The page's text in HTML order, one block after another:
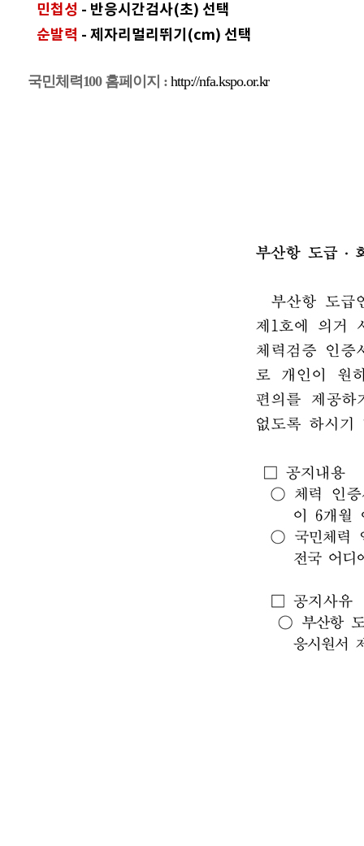
민첩성 - 반응시간검사(초) 선택
순발력 - 제자리멀리뛰기(cm) 선택
국민체력100 홈페이지 : http://nfa.kspo.or.kr